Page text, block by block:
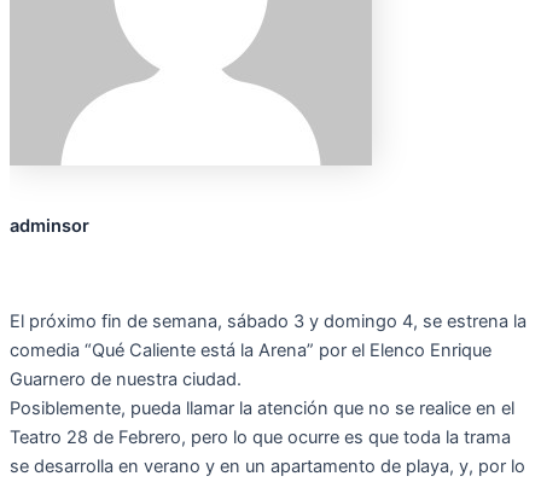
adminsor
El próximo fin de semana, sábado 3 y domingo 4, se estrena la
comedia “Qué Caliente está la Arena” por el Elenco Enrique
Guarnero de nuestra ciudad.
Posiblemente, pueda llamar la atención que no se realice en el
Teatro 28 de Febrero, pero lo que ocurre es que toda la trama
se desarrolla en verano y en un apartamento de playa, y, por lo